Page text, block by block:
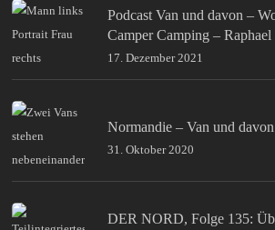
Podcast Van und davon –
Camper Camping –
17. Dezember 2021
Normandie – Van und
31. Oktober 2020
DER NORD, Folge 135: